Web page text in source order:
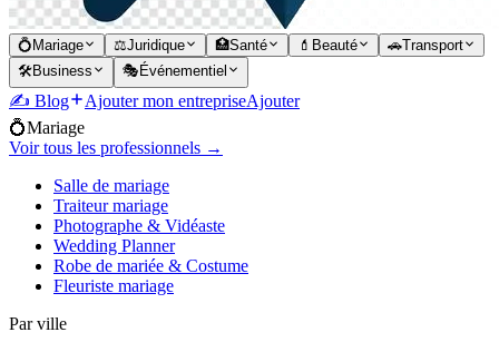
💍 Mariage ⚖️Juridique 🏥Santé 💄 Beauté 🚗Transport
🛠️Business 🎭 Événementiel
✍️ Blog Ajouter mon entrepriseAjouter
💍Mariage
Voir tous les professionnels →
Salle de mariage
Traiteur mariage
Photographe & Vidéaste
Wedding Planner
Robe de mariée & Costume
Fleuriste mariage
Par ville